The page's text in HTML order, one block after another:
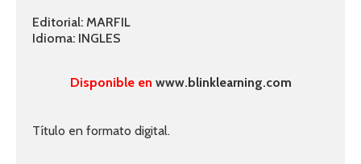
Editorial: MARFIL
Idioma: INGLES
Disponible en www.blinklearning.com
Título en formato digital.